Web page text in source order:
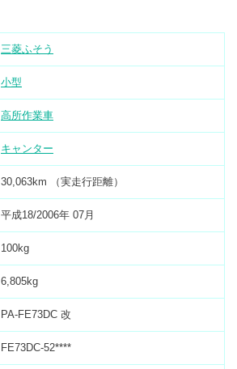
三菱ふそう
小型
高所作業車
キャンター
30,063km （実走行距離）
平成18/2006年 07月
100kg
6,805kg
PA-FE73DC 改
FE73DC-52****